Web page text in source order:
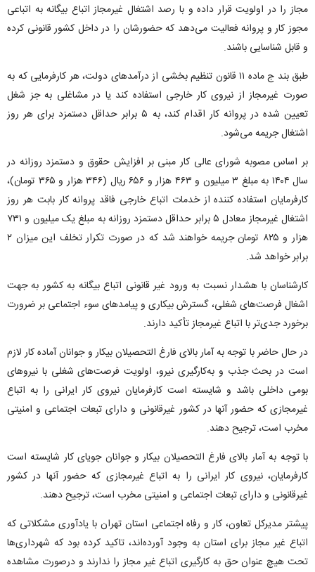
مجاز را در اولویت قرار داده و با رصد اشتغال غیرمجاز اتباع بیگانه به اتباعی
مجوز کار و پروانه فعالیت می‌دهد که حضورشان را در داخل کشور قانونی کرده
و قابل شناسایی باشند.
طبق بند ج ماده ۱۱ قانون تنظیم بخشی از درآمد‌های دولت، هر کارفرمایی که به
صورت غیرمجاز از نیروی کار خارجی استفاده کند یا در مشاغلی به جز شغل
تعیین شده در پروانه کار اقدام کند، به ۵ برابر حداقل دستمزد برای هر روز
اشتغال جریمه می‌شود.
بر اساس مصوبه شورای عالی کار مبنی بر افزایش حقوق و دستمزد روزانه در
سال ۱۴۰۴ به مبلغ ۳ میلیون و ۴۶۳ هزار و ۶۵۶ ریال (۳۴۶ هزار و ۳۶۵ تومان)،
کارفرمایان استفاده کننده از خدمات اتباع خارجی فاقد پروانه کار بابت هر روز
اشتغال غیرمجاز معادل ۵ برابر حداقل دستمزد روزانه به مبلغ یک میلیون و ۷۳۱
هزار و ۸۲۵ تومان جریمه خواهند شد که در صورت تکرار تخلف این میزان ۲
برابر خواهد شد.
کارشناسان با هشدار نسبت به ورود غیر قانونی اتباع بیگانه به کشور به جهت
اشغال فرصت‌های شغلی، گسترش بیکاری و پیامد‌های سوء اجتماعی بر ضرورت
برخورد جدی‌تر با اتباع غیرمجاز تأکید دارند.
در حال حاضر با توجه به آمار بالای فارغ التحصیلان بیکار و جوانان آماده کار لازم
است در بحث جذب و به‌کارگیری نیرو، اولویت فرصت‌های شغلی با نیرو‌های
بومی داخلی باشد و شایسته است کارفرمایان نیروی کار ایرانی را به اتباع
غیرمجازی که حضور آنها در کشور غیرقانونی و دارای تبعات اجتماعی و امنیتی
مخرب است، ترجیح دهند.
با توجه به آمار بالای فارغ التحصیلان بیکار و جوانان جویای کار شایسته است
کارفرمایان، نیروی کار ایرانی را به اتباع غیرمجازی که حضور آنها در کشور
غیرقانونی و دارای تبعات اجتماعی و امنیتی مخرب است، ترجیح دهند.
پیشتر مدیرکل تعاون، کار و رفاه اجتماعی استان تهران با یادآوری مشکلاتی که
اتباع غیر مجاز برای استان به وجود آورده‌اند، تاکید کرده بود که شهرداری‌ها
تحت هیچ عنوان حق به کارگیری اتباع غیر مجاز را ندارند و درصورت مشاهده